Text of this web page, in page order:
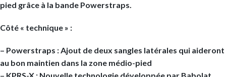
pied grâce à la bande Powerstraps.
Côté « technique » :
– Powerstraps : Ajout de deux sangles latérales qui aideront
au bon maintien dans la zone médio-pied